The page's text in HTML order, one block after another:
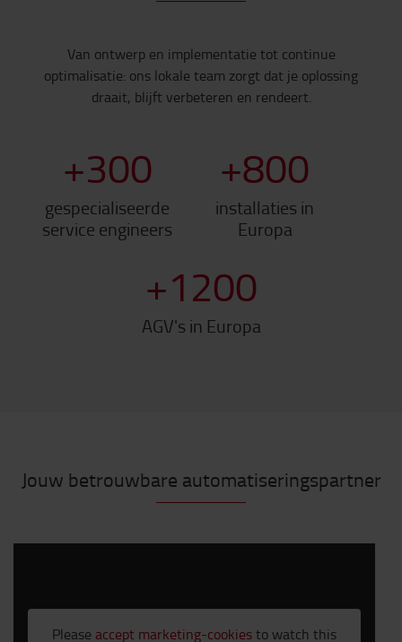
Van ontwerp en implementatie tot continue
optimalisatie: ons lokale team zorgt dat je oplossing
draait, blijft verbeteren en rendeert.
+300
gespecialiseerde
service engineers
+800
installaties in
Europa
+1200
AGV's in Europa
Jouw betrouwbare automatiseringspartner
Please accept marketing-cookiesto watch this